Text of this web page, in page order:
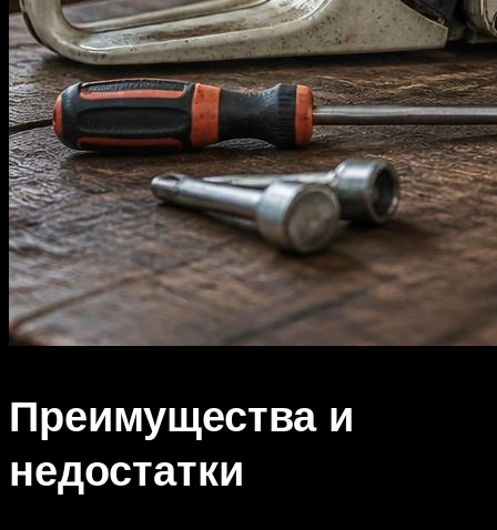
Преимущества и
недостатки